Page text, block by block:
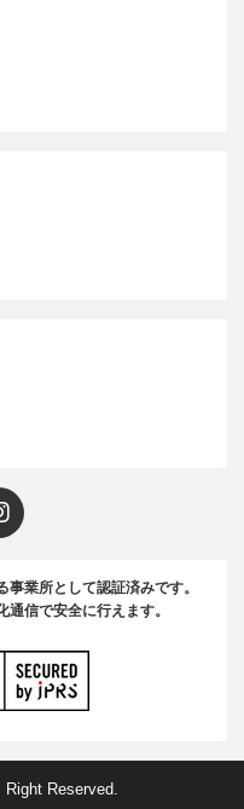
業所として認証済みです。
信で安全に行えます。
Reserved.